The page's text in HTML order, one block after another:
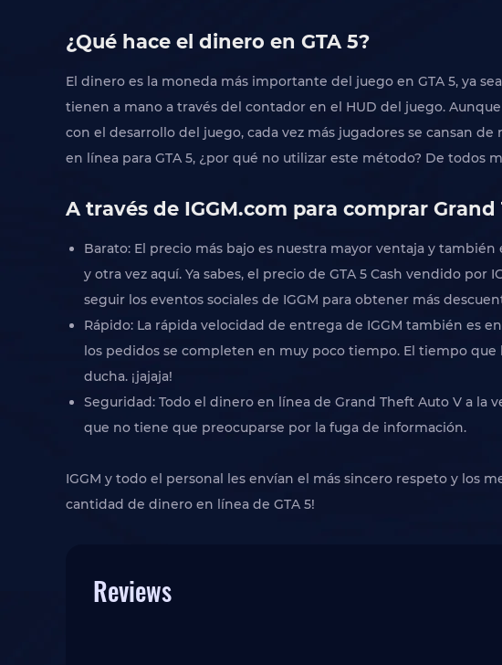
¿Qué hace el dinero en GTA 5?
El dinero es la moneda más importante del juego en GTA 5, ya
tienen a mano a través del contador en el HUD del juego.
con el desarrollo del juego, cada vez más jugadores se cansan
en línea para GTA 5, ¿por qué no utilizar este método? De todos
A través de IGGM.com para comprar
Barato: El precio más bajo es nuestra mayor ventaja y
y otra vez aquí. Ya sabes, el precio de GTA 5 Cash vendido
seguir los eventos sociales de IGGM para obtener más
Rápido: La rápida velocidad de entrega de IGGM también es
los pedidos se completen en muy poco tiempo. El tiempo
ducha. ¡jajaja!
Seguridad: Todo el dinero en línea de Grand Theft Auto V a la
que no tiene que preocuparse por la fuga de información.
IGGM y todo el personal les envían el más sincero respeto y los
cantidad de dinero en línea de GTA 5!
Reviews